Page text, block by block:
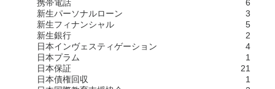
携帯電話
6
新生パーソナルローン
3
新生フィナンシャル
5
新生銀行
2
日本インヴェスティゲーション
4
日本プラム
1
日本保証
21
日本債権回収
1